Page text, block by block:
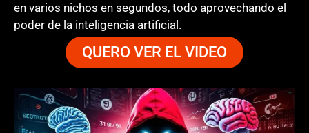
en varios nichos en segundos, todo aprovechando el
poder de la inteligencia artificial.
QUERO VER EL VIDEO